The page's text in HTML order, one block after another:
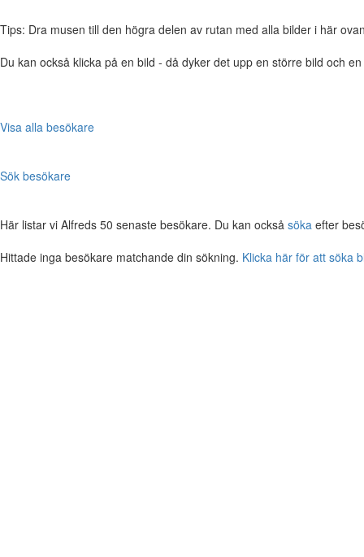
Tips: Dra musen till den högra delen av rutan med alla bilder i här
Du kan också klicka på en bild - då dyker det upp en större bild och
Visa alla besökare
Sök besökare
Här listar vi Alfreds 50 senaste besökare. Du kan också söka efter
Hittade inga besökare matchande din sökning. Klicka här för att söka